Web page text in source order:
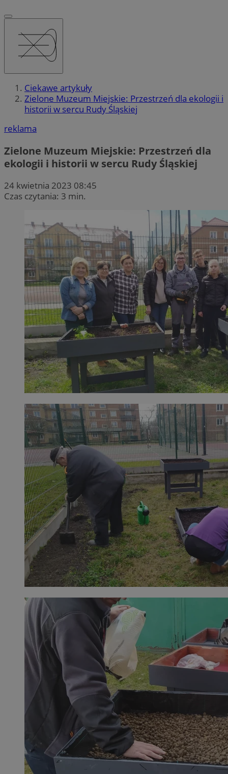
Ciekawe artykuły
Zielone Muzeum Miejskie: Przestrzeń dla ekologii i
historii w sercu Rudy Śląskiej
reklama
Zielone Muzeum Miejskie: Przestrzeń dla
ekologii i historii w sercu Rudy Śląskiej
24 kwietnia 2023 08:45
Czas czytania: 3 min.